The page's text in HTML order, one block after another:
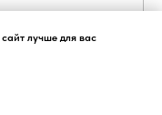
лучше для вас